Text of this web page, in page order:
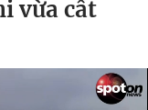
vừa cất